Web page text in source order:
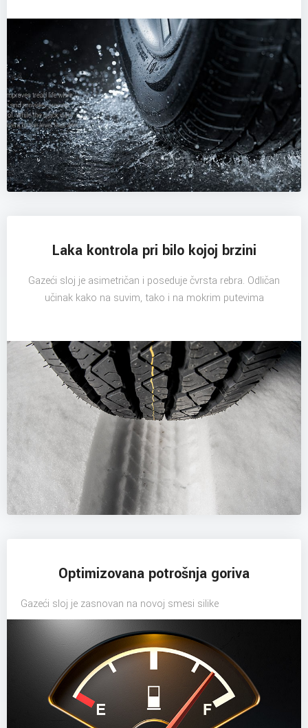
Laka kontrola pri bilo kojoj brzini
Gazeći sloj je asimetričan i poseduje čvrsta rebra. Odličan
učinak kako na suvim, tako i na mokrim putevima
Optimizovana potrošnja goriva
Gazeći sloj je zasnovan na novoj smesi silike